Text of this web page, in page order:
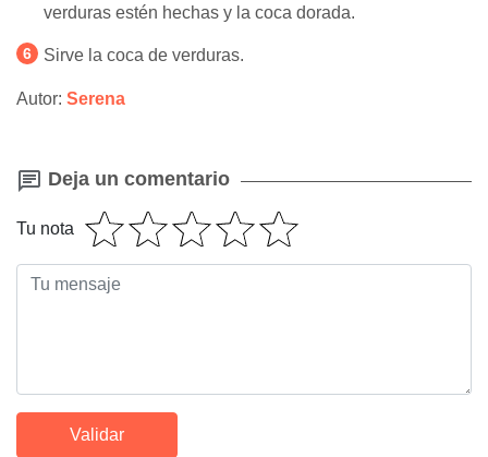
verduras estén hechas y la coca dorada.
Sirve la coca de verduras.
Autor: Serena
Deja un comentario
Tu nota